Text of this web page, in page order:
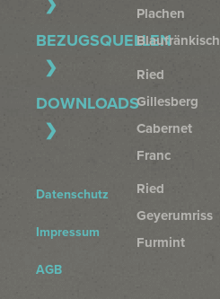
BEZUGSQUELLEN
DOWNLOADS
Datenschutz
Impressum
AGB
Plachen
Blaufränkisch
Ried
Gillesberg
Cabernet
Franc
Ried
Geyerumriss
Furmint